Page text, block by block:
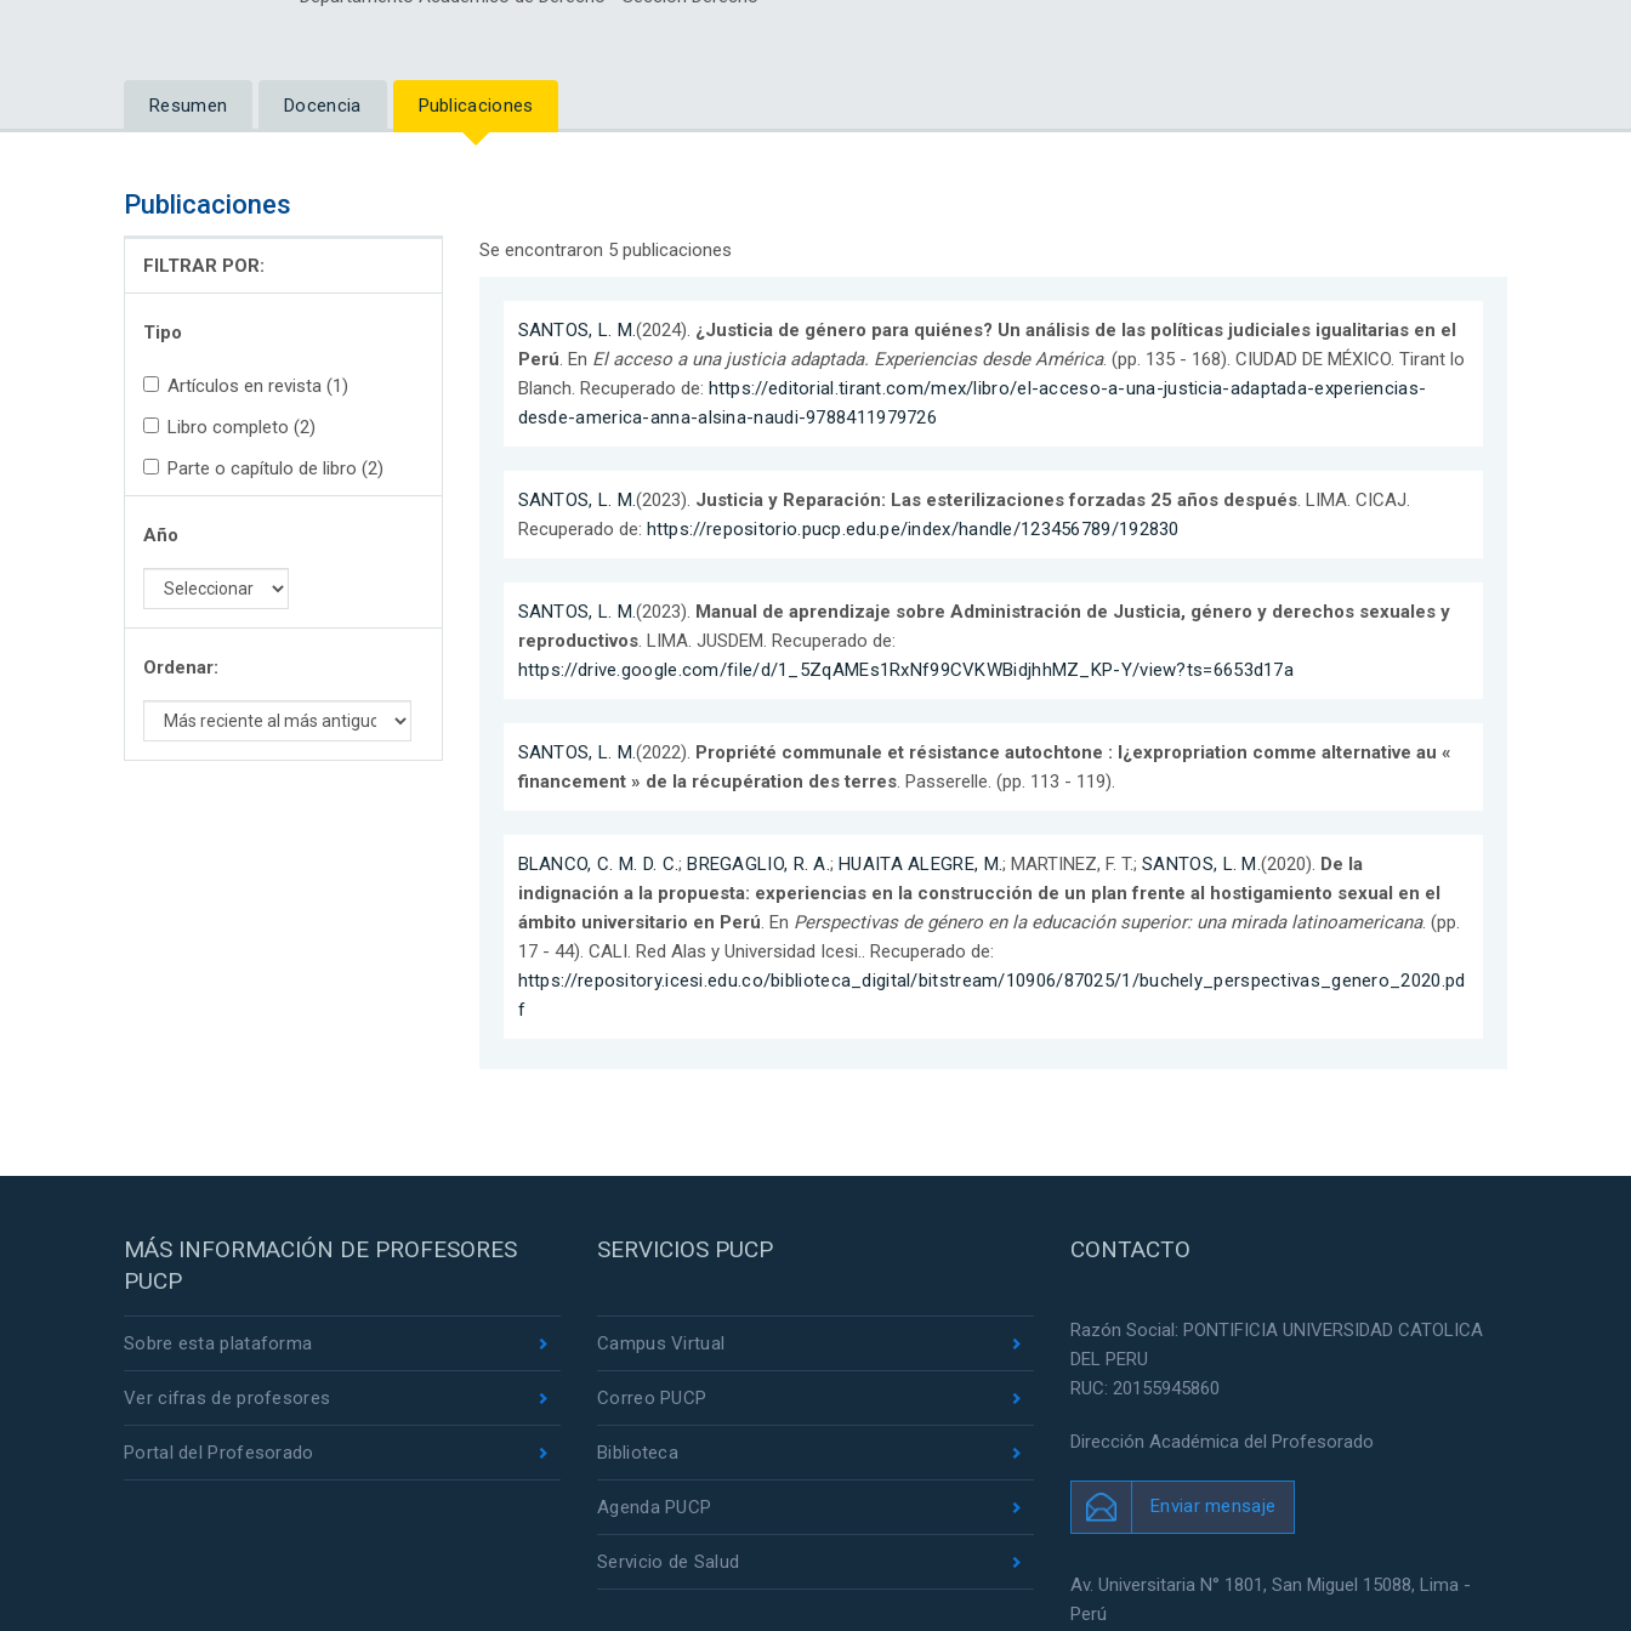
Resumen Docencia Publicaciones
Publicaciones
FILTRAR POR:
Tipo
Artículos en revista (1)
Libro completo (2)
Parte o capítulo de libro (2)
Año
Ordenar:
Se encontraron 5 publicaciones
SANTOS, L. M.(2024). ¿Justicia de género para quiénes? Un análisis de las políticas judiciales igualitarias en el
Perú. En El acceso a una justicia adaptada. Experiencias desde América. (pp. 135 - 168). CIUDAD DE MÉXICO. Tirant lo
Blanch. Recuperado de: https://editorial.tirant.com/mex/libro/el-acceso-a-una-justicia-adaptada-experiencias-
desde-america-anna-alsina-naudi-9788411979726
SANTOS, L. M.(2023). Justicia y Reparación: Las esterilizaciones forzadas 25 años después. LIMA. CICAJ.
Recuperado de: https://repositorio.pucp.edu.pe/index/handle/123456789/192830
SANTOS, L. M.(2023). Manual de aprendizaje sobre Administración de Justicia, género y derechos sexuales y
reproductivos. LIMA. JUSDEM. Recuperado de:
https://drive.google.com/file/d/1_5ZqAMEs1RxNf99CVKWBidjhhMZ_KP-Y/view?ts=6653d17a
SANTOS, L. M.(2022). Propriété communale et résistance autochtone : l¿expropriation comme alternative au «
financement » de la récupération des terres. Passerelle. (pp. 113 - 119).
BLANCO, C. M. D. C.; BREGAGLIO, R. A.; HUAITA ALEGRE, M.; MARTINEZ, F. T.;SANTOS, L. M.(2020). De la
indignación a la propuesta: experiencias en la construcción de un plan frente al hostigamiento sexual en el
ámbito universitario en Perú. En Perspectivas de género en la educación superior: una mirada latinoamericana. (pp.
17 - 44). CALI. Red Alas y Universidad Icesi.. Recuperado de:
https://repository.icesi.edu.co/biblioteca_digital/bitstream/10906/87025/1/buchely_perspectivas_genero_2020.pd
f
MÁS INFORMACIÓN DE PROFESORES
PUCP
Sobre esta plataforma
Ver cifras de profesores
Portal del Profesorado
SERVICIOS PUCP
Campus Virtual
Correo PUCP
Biblioteca
Agenda PUCP
Servicio de Salud
CONTACTO
Razón Social: PONTIFICIA UNIVERSIDAD CATOLICA
DEL PERU
RUC: 20155945860
Dirección Académica del Profesorado
Enviar mensaje
Av. Universitaria N° 1801, San Miguel 15088, Lima -
Perú